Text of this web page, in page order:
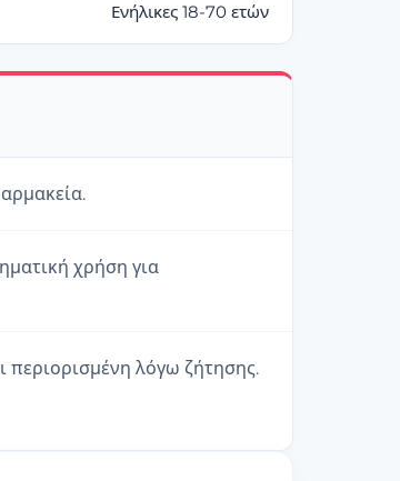
Ενήλικες 18-70 ετών
χρήση για
περιορισμένη λόγω ζήτησης.